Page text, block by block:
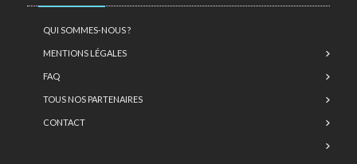
QUI SOMMES-NOUS ?
MENTIONS LÉGALES
FAQ
TOUS NOS PARTENAIRES
CONTACT